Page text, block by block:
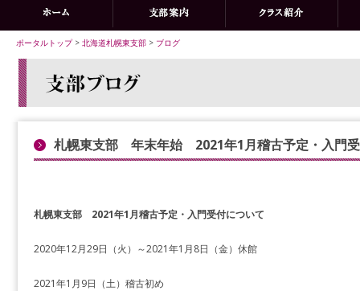
ポータルトップ> 北海道札幌東支部 > ブログ
札幌東支部 年末年始 2021年1月稽古予定・入門
札幌東支部 2021年1月稽古予定・入門受付について
2020年12月29日（火）～2021年1月8日（金）休館
2021年1月9日（土）稽古初め